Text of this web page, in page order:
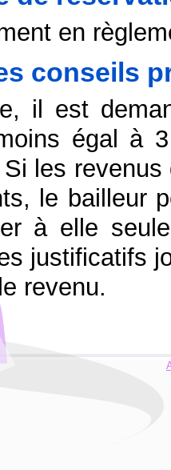
en
conseils
il est
égal à
les
le bailleur
à elle
justificatifs
revenu.